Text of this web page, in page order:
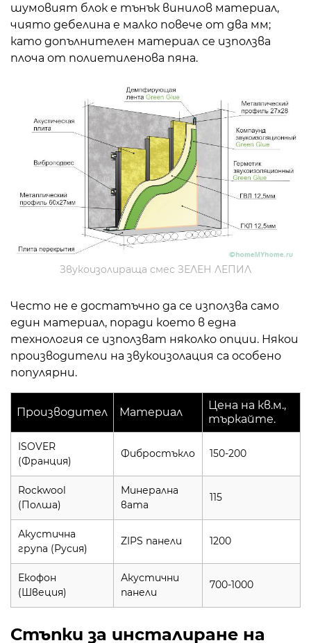
шумовият блок е тънък винилов материал,
чиято дебелина е малко повече от два мм;
като допълнителен материал се използва
плоча от полиетиленова пяна.
Звукоизолираща смес ЗЕЛЕН ЛЕПИЛ
Често не е достатъчно да се използва само
един материал, поради което в една
технология се използват няколко опции. Някои
производители на звукоизолация са особено
популярни.
Производител Материал
Цена на кв.м.,
търкайте.
ISOVER
(Франция)
Фибростъкло 150-200
Rockwool
(Полша)
Минерална
вата
115
Акустична
група (Русия)
ZIPS панели 1200
Екофон
(Швеция)
Акустични
панели
700-1000
Стъпки за инсталиране на